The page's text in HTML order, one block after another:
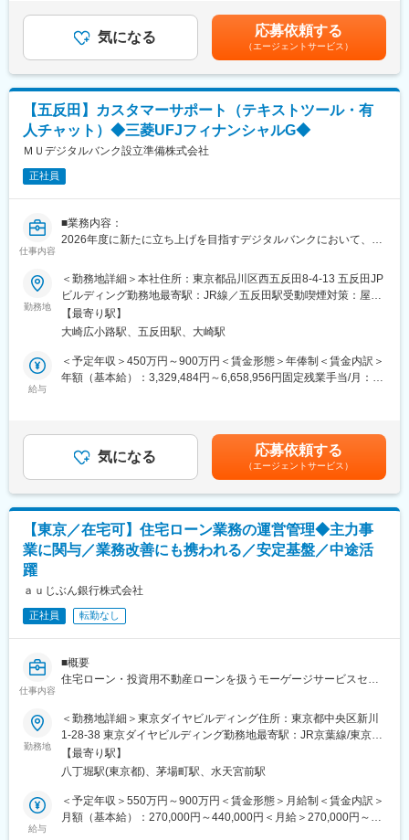
・VOCや応対ログ、顧客データを元にしたCX改善の提案、実
行
・事業・プロダクトサイドとの協業によるサービス改善
＜使用ツール＞
Salesforce、Amazonconnect
変更の範囲：会社の定める業務
■職務内容
預金・決済領域を中心とした当社サービスに関するお問い合わせ
満足度向上）
・センターメンバー（主に派遣社員）の育成、品質管理
・応対品質改善、業務効率化施策の推進
※ご経験に応じ、運用・品質管理・育成など幅広く活躍いただけま
す。
■組織体制
お客さまの声を起点に改善する文化が根付いており、センター発
ます。
■働き方
・シフト制：月3回程度の休日出勤がありますが、出勤分は希望日
うえでシフトを作成するため、無理のない勤務調整が可能です。
・入社後約1か月はeラーニング・OJTで基礎知識を習得。並行し
・お客さまセンターは、国際指標 HDI問合せ窓口格付け・クオリ
ティ格付けで三つ星を4年連続獲得し、2024年3月にはHDI五つ星
認証も取得するなど、国内外から高品質センターとして評価され
ています。
・預金・決済領域の“銀行の基幹サービス”に幅広く触れることがで
き、金融サービスにおけるCXの改善や運用高度化に携われるポジ
ションです。
センターづくりに主体的に関われる成長環境があります。
変更の範囲：会社の定める業務
のみ支給対象とし、1分単位で全額支給します。※給与額はご経
験・現年収等を考慮して個別に決定します。■賞与/昇給：年2回
（6月、12月）賃金はあくまでも目安の金額であり、選考を通じ
て上下する可能性があります。月給(月額)は固定手当を含めた表記
です。
気になる 応募依頼する
（エージェントサービス）
【五反田】カスタマーサポート（テキストツール・有
人チャット）◆三菱UFJフィナンシャルG◆
ＭＵデジタルバンク設立準備株式会社
正社員
仕事内容
■業務内容：
2026年度に新たに立ち上げを目指すデジタルバンクにおいて、カ
せします。
デジタルバンクでは、お客様の声をリアルタイムで拾い上げ、高
速でサービスを磨き込み続ける開発体制を目指しています。その
中でもカスタマーセンターは、最も重要なプロダクト改善の戦略
的拠点と位置づけています。非常にバリューの高いポジションと
して、AIやツールを用いたお客様への対応品質向上のみならず、
プロダクト・サービス改善のためのVoCフィードバックにも期待
をしております。
◇開業に向けたセンター立ち上げと各種運用整備：
・マニュアル・トークスクリプト・ナレッジの設計・整備
◇お客さま対応業務：
◇VoCの収集とフィードバック：
・顧客体験向上のための施策・手法の検討および導入（AIツール
など）を行います。
＜使用ツール＞
す。MUFGグループという強固な基盤の上で、全く新しい金融体
験を届けるデジタルバンクの立ち上げフェーズという稀有なタイ
環境で、最先端のカスタマーサポートスキルを磨いていくことが
できます。単なる問い合わせ対応ではなく、センターを価値創出
の源泉と捉える文化があるため、自身の介在価値を実感できま
す。“銀行の顔”としてお客さまと直接向き合う唯一の接点として、
役割を担う責任とやりがいのあるポジションです。
勤務地
＜勤務地詳細＞本社住所：東京都品川区西五反田8-4-13 五反田JP
ビルディング勤務地最寄駅：JR線／五反田駅受動喫煙対策：屋内
全面禁煙変更の範囲：会社の定める事業所
【最寄り駅】
大崎広小路駅、五反田駅、大崎駅
給与
＜予定年収＞450万円～900万円＜賃金形態＞年俸制＜賃金内訳＞
年額（基本給）：3,329,484円～6,658,956円固定残業手当/月：
給与補足＞年俸制で12分割した金額を毎月支給賃金はあくまでも
目安の金額であり、選考を通じて上下する可能性があります。月
給(月額)は固定手当を含めた表記です。
気になる 応募依頼する
（エージェントサービス）
【東京／在宅可】住宅ローン業務の運営管理◆主力事
業に関与／業務改善にも携われる／安定基盤／中途活
躍
ａｕじぶん銀行株式会社
正社員 転勤なし
仕事内容
■概要
住宅ローン・投資用不動産ローンを扱うモーゲージサービスセン
の業務運営を担うポジションです。オペレーションの実務だけで
なく、派遣スタッフや委託先の管理、業務改善にも関わりなが
ら、センター全体の運営を支える役割を担っていただきます。
■職務内容
・住宅ローン、投資用不動産ローンに関する問い合わせ対応（電
話、メール）
・申込受付、契約書類の確認および契約手続き
勤務地
＜勤務地詳細＞東京ダイヤビルディング住所：東京都中央区新川
1-28-38 東京ダイヤビルディング勤務地最寄駅：JR京葉線/東京メ
トロ日比谷線／八丁堀【B4出口】駅受動喫煙対策：敷地内全面禁
煙変更の範囲：会社の定める事業所（リモートワーク含む）
【最寄り駅】
八丁堀駅(東京都)、茅場町駅、水天宮前駅
給与
＜予定年収＞550万円～900万円＜賃金形態＞月給制＜賃金内訳＞
月額（基本給）：270,000円～440,000円＜月給＞270,000円～